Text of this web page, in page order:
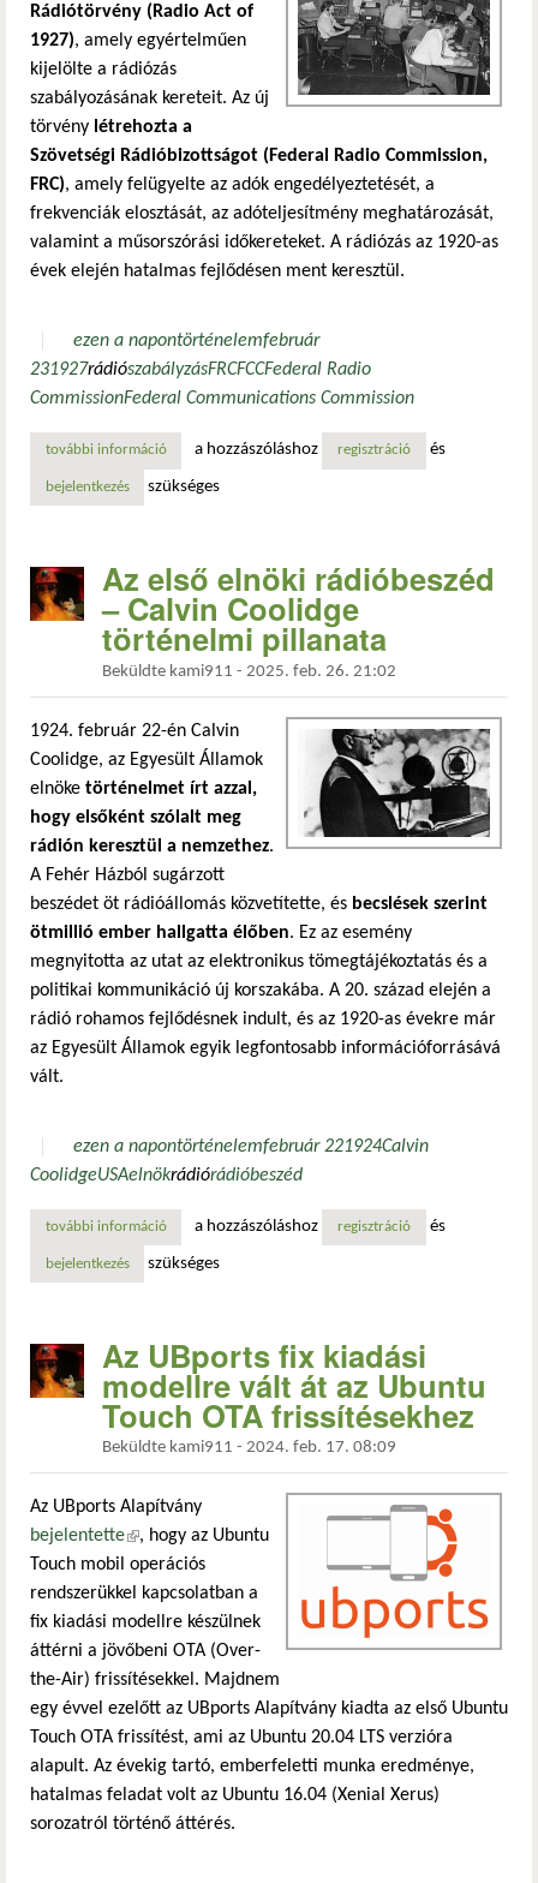
Rádiótörvény (Radio Act of
1927), amely egyértelműen
kijelölte a rádiózás
szabályozásának kereteit. Az új
törvény létrehozta a
Szövetségi Rádióbizottságot (Federal Radio Commission,
FRC), amely felügyelte az adók engedélyeztetését, a
frekvenciák elosztását, az adóteljesítmény meghatározását,
valamint a műsorszórási időkereteket. A rádiózás az 1920-as
évek elején hatalmas fejlődésen ment keresztül.
ezen a napontörténelemfebruár
231927rádiószabályzásFRCFCCFederal Radio
CommissionFederal Communications Commission
további információa rádió szabályozásának kezdete – a rádiótörvény
a hozzászóláshoz regisztráció és
bejelentkezés szükséges
Az első elnöki rádióbeszéd
– Calvin Coolidge
történelmi pillanata
Beküldte kami911 - 2025. feb. 26. 21:02
1924. február 22-én Calvin
Coolidge, az Egyesült Államok
elnöke történelmet írt azzal,
hogy elsőként szólalt meg
rádión keresztül a nemzethez.
A Fehér Házból sugárzott
beszédet öt rádióállomás közvetítette, és becslések szerint
ötmillió ember hallgatta élőben. Ez az esemény
megnyitotta az utat az elektronikus tömegtájékoztatás és a
politikai kommunikáció új korszakába. A 20. század elején a
rádió rohamos fejlődésnek indult, és az 1920-as évekre már
az Egyesült Államok egyik legfontosabb információforrásává
vált.
ezen a napontörténelemfebruár 221924Calvin
CoolidgeUSAelnökrádiórádióbeszéd
további információaz első elnöki rádióbeszéd – calvin coolidge történelmi
a hozzászóláshoz regisztráció és
bejelentkezés szükséges
Az UBports fix kiadási
modellre vált át az Ubuntu
Touch OTA frissítésekhez
Beküldte kami911 - 2024. feb. 17. 08:09
Az UBports Alapítvány
bejelentette(külső hivatkozás)
, hogy az Ubuntu
Touch mobil operációs
rendszerükkel kapcsolatban a
fix kiadási modellre készülnek
áttérni a jövőbeni OTA (Over-
the-Air) frissítésekkel. Majdnem
egy évvel ezelőtt az UBports Alapítvány kiadta az első Ubuntu
Touch OTA frissítést, ami az Ubuntu 20.04 LTS verzióra
alapult. Az évekig tartó, emberfeletti munka eredménye,
hatalmas feladat volt az Ubuntu 16.04 (Xenial Xerus)
sorozatról történő áttérés.